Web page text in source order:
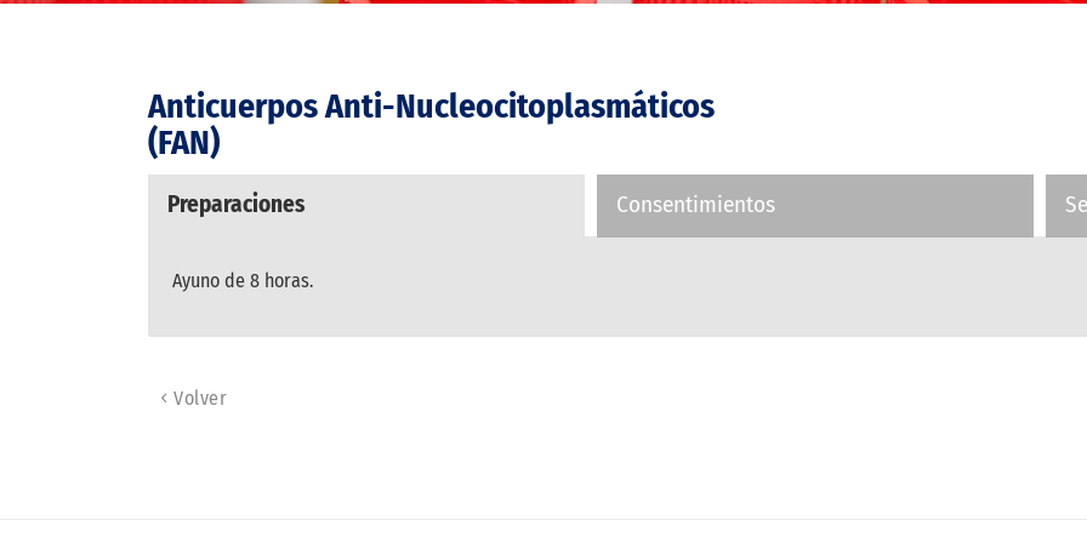
Anticuerpos Anti-Nucleocitoplasmáticos
(FAN)
Preparaciones Consentimientos
Ayuno de 8 horas.
Volver